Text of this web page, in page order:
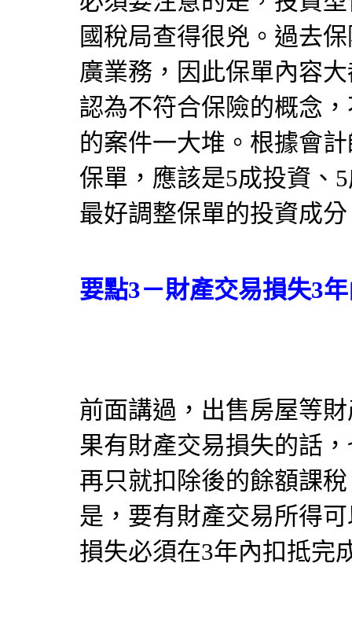
國稅局查得很兇。過去
廣業務，因此保單內容
認為不符合保險的概念
的案件一大堆。根據會
保單，應該是5成投資、
最好調整保單的投資成
要點3－財產交易損失3
前面講過，出售房屋等
果有財產交易損失的話
再只就扣除後的餘額課
是，要有財產交易所得
損失必須在3年內扣抵完